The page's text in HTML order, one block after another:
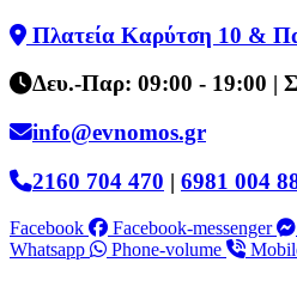
Skip
to
content
Πλατεία Καρύτση 10 &
Δευ.-Παρ: 09:00 - 19:00 |
info@evnomos.gr
2160 704 470 | 6981 004
Facebook Facebook-messenger
Whatsapp
Phone-volume